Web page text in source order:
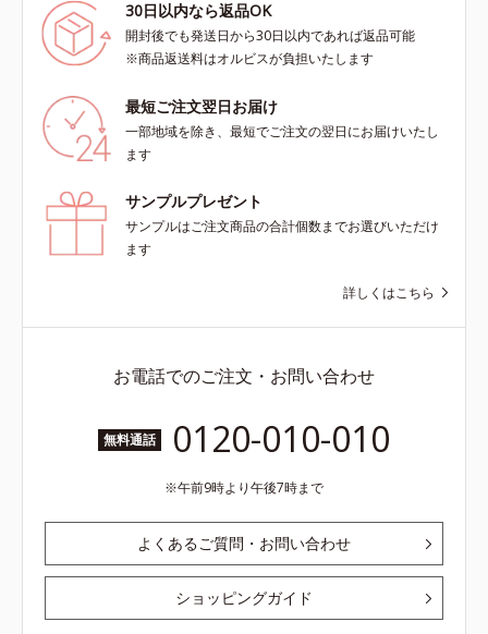
30日以内なら返品OK
開封後でも発送日から30日以内であれば返品可能
※商品返送料はオルビスが負担いたします
最短ご注文翌日お届け
一部地域を除き、最短でご注文の翌日にお届けいたし
ます
サンプルプレゼント
サンプルはご注文商品の合計個数までお選びいただけ
ます
詳しくはこちら
お電話でのご注文・お問い合わせ
無料通話 0120-010-010
午前9時より午後7時まで
よくあるご質問・お問い合わせ
ショッピングガイド